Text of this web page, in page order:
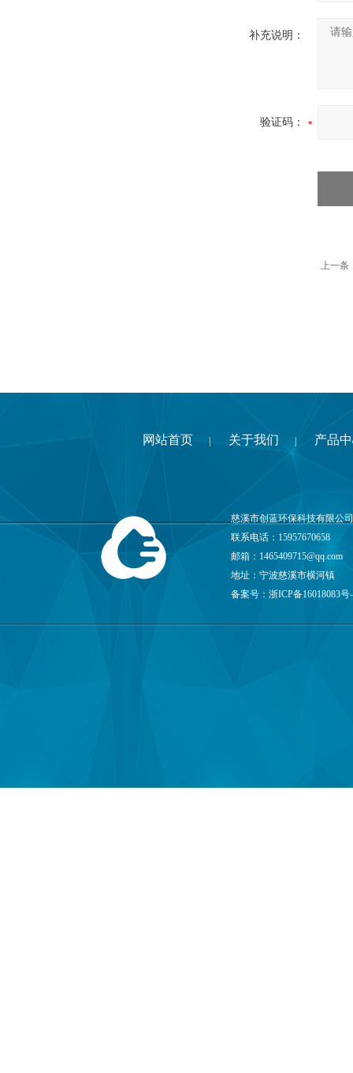
补充说明：
验证码：
上一条
网站首页 关于我们 产品
慈溪市创蓝环保科技有限公
联系电话：15957670658
邮箱： 1465409715@qq.com
地址：宁波慈溪市横河镇
备案号： 浙ICP备16018083号